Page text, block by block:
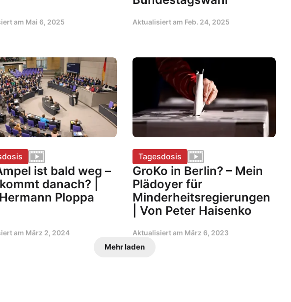
am Mai 6, 2025 Aktualisiert am Feb. 24, 2025
ist bald weg –
danach? |
Ploppa
am März 2, 2024
Tagesdosis
GroKo in Berlin? – Mein
Plädoyer für
Minderheitsregierungen
| Von Peter Haisenko
Aktualisiert am März 6, 2023
Mehr laden